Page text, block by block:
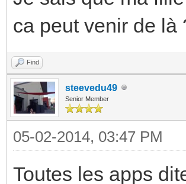
ca peut venir de là
Find
steevedu49
Senior Member
05-02-2014, 03:47 PM
Toutes les apps